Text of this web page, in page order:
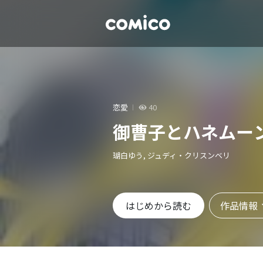
恋愛 40
御曹子とハネムー
瑚白ゆう, ジュディ・クリスンベリ
はじめから読む 作品情報